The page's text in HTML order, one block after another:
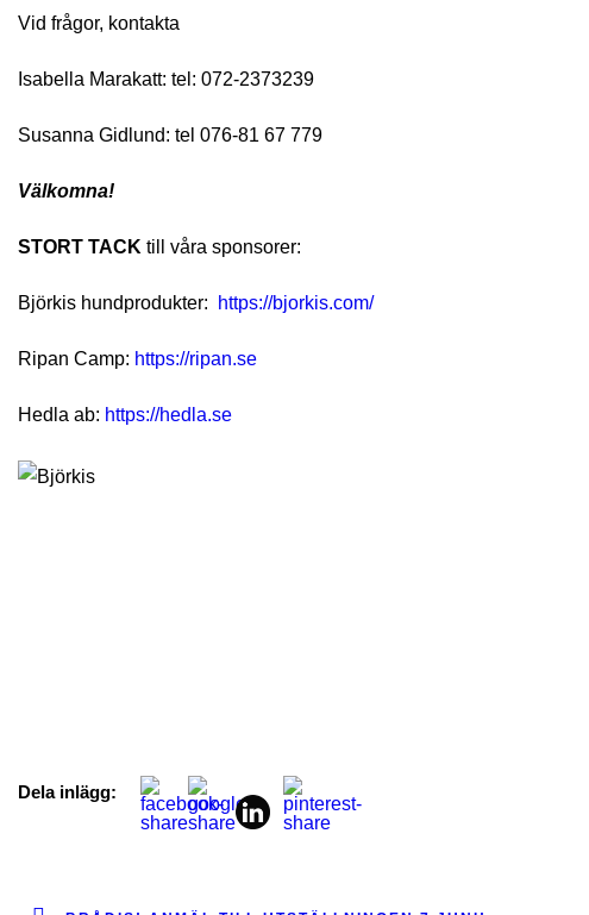
Vid frågor, kontakta
Isabella Marakatt: tel: 072-2373239
Susanna Gidlund: tel 076-81 67 779
Välkomna!
STORT TACK till våra sponsorer:
Björkis hundprodukter: https://bjorkis.com/
Ripan Camp: https://ripan.se
Hedla ab: https://hedla.se
Dela inlägg: